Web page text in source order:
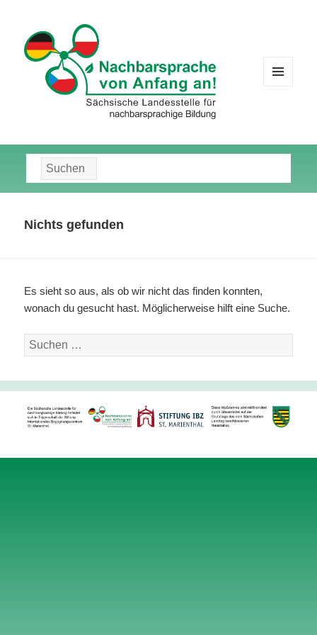
Suche
nach:
Nichts gefunden
Es sieht so aus, als ob wir nicht das finden konnten,
wonach du gesucht hast. Möglicherweise hilft eine Suche.
Suche
nach: